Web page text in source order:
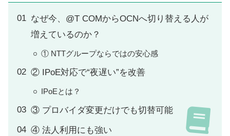
なぜ今、@T COMからOCNへ切り替える人が
増えているのか？
① NTTグループならではの安心感
② IPoE対応で“夜遅い”を改善
IPoEとは？
③ プロバイダ変更だけでも切替可能
④ 法人利用にも強い